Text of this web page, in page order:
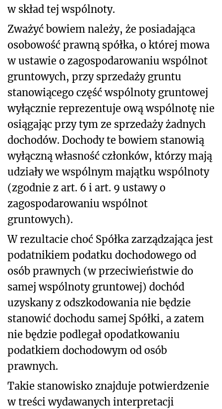
w skład tej wspólnoty.
Zważyć bowiem należy, że posiadająca
osobowość prawną spółka, o której mowa
w ustawie o zagospodarowaniu wspólnot
gruntowych, przy sprzedaży gruntu
stanowiącego część wspólnoty gruntowej
wyłącznie reprezentuje ową wspólnotę nie
osiągając przy tym ze sprzedaży żadnych
dochodów. Dochody te bowiem stanowią
wyłączną własność członków, którzy mają
udziały we wspólnym majątku wspólnoty
(zgodnie z art. 6 i art. 9 ustawy o
zagospodarowaniu wspólnot
gruntowych).
W rezultacie choć Spółka zarządzająca jest
podatnikiem podatku dochodowego od
osób prawnych (w przeciwieństwie do
samej wspólnoty gruntowej) dochód
uzyskany z odszkodowania nie będzie
stanowić dochodu samej Spółki, a zatem
nie będzie podlegał opodatkowaniu
podatkiem dochodowym od osób
prawnych.
Takie stanowisko znajduje potwierdzenie
w treści wydawanych interpretacji